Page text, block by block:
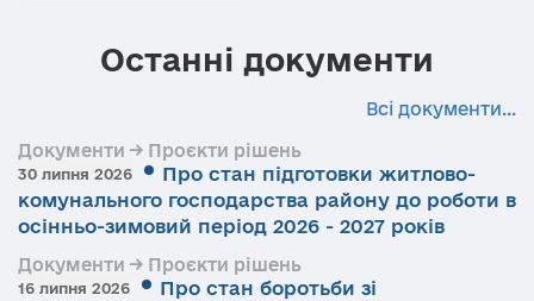
Останні документи
Всі документи...
Документи → Проєкти рішень
30 липня 2026
Про стан підготовки житлово-
комунального господарства району до роботи в
осінньо-зимовий період 2026 - 2027 років
Документи → Проєкти рішень
16 липня 2026
Про стан боротьби зі